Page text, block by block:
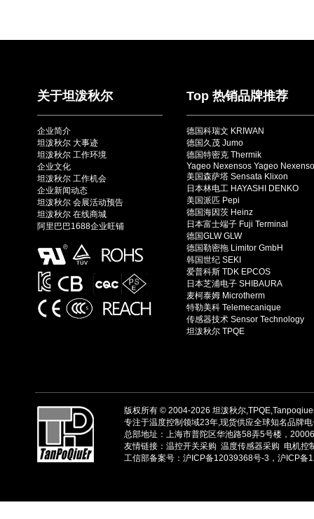
关于坦泼秋尔
企业简介
坦泼秋尔 大事迹
坦泼秋尔 工作环境
企业文化
坦泼秋尔 工作机会
企业新闻动态
坦泼秋尔 会展活动预告
坦泼秋尔 在线商城
阿里巴巴1688企业旺铺
Top 热销品牌推荐
德国科瑞文 KRIWAN
德国久茂 Jumo
德国特密克 Thermik
Yageo Nexensos Yageo
美国森萨塔 Sensata Klixon
日本林电工 HAYASHI DENKO
美国派匹 Pepi
德国海因茨 Heinz
日本富士端子 Fuji Terminal
德国GLW GLW
德国勒密拖 Limitor GmbH
韩国世纪 SEKI
爱普科斯 TDK EPCOS
日本芝浦电子 SHIBAURA
麦柯泰姆 Microtherm
特勒美科 Telemecanique
传感器技术 Sensor Technology
坦泼秋尔 TPQE
版权所有 © 2004-2026 坦泼秋尔
专注于温度控制领域23年,现货供应全球知名品牌
总部地址：上海市普陀区华池路58弄5号楼，
友情链接： 温控开关采购 温度传感器采购 电机控
工信部备案号：沪ICP备12039368号-3，沪ICP备